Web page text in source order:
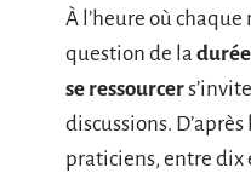
À l’heure où
question de la
se ressourcer
discussions.
praticiens, entre dix